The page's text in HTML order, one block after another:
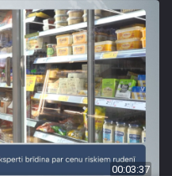
00:03:37